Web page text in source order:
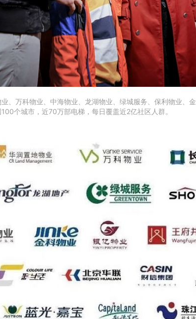
、万科物业、中海物业、龙湖物业、绿城服务、保利物业、
个城市，近70万部电梯，每日覆盖近2亿社区人群。